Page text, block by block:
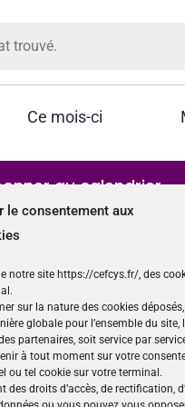
le consentement aux
notre site https://cefcys.fr/, des
sur la nature des cookies
globale pour l’ensemble du site,
partenaires, soit service par
à tout moment sur votre
ou tel cookie sur votre terminal.
des droits d’accès, de rectification,
trouvé.
Ce mois-ci
au calendrier